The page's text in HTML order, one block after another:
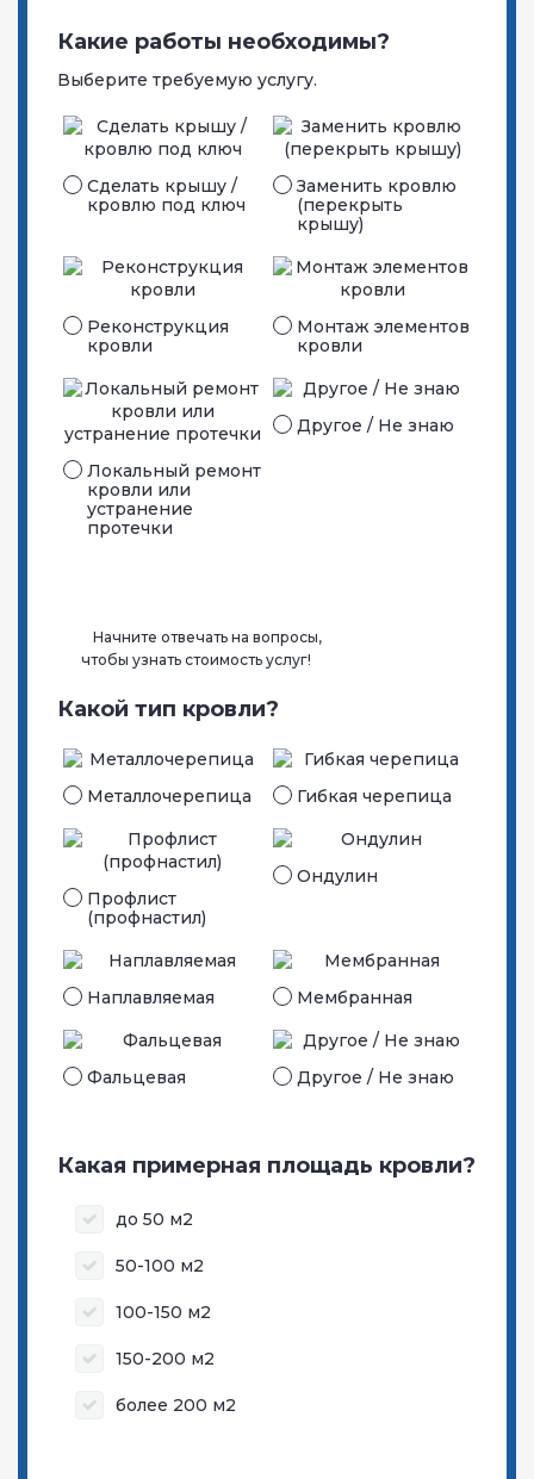
Какие работы необходимы?
Выберите требуемую услугу.
Сделать крышу /
кровлю под ключ
Заменить кровлю
(перекрыть
крышу)
Реконструкция
кровли
Монтаж элементов
кровли
Локальный ремонт
кровли или
устранение
протечки
Другое / Не знаю
Начните отвечать на вопросы,
чтобы узнать стоимость услуг!
Какой тип кровли?
Металло­черепица Гибкая черепица
Профлист
(профнастил)
Ондулин
Наплавляемая Мембранная
Фальцевая Другое / Не знаю
Какая примерная площадь кровли?
до 50 м2
50-100 м2
100-150 м2
150-200 м2
более 200 м2